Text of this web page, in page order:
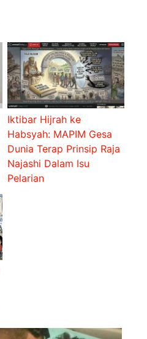
Iktibar Hijrah ke
Habsyah: MAPIM Gesa
Dunia Terap Prinsip Raja
Najashi Dalam Isu
Pelarian